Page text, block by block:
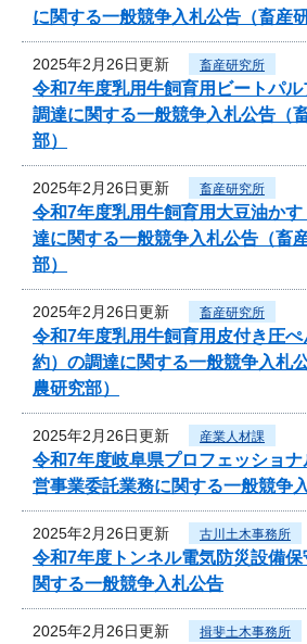
に関する一般競争入札公告（畜産
2025年2月26日更新 畜産研究所
令和7年度乳用牛飼育用ビートパ
調達に関する一般競争入札公告（
部）
2025年2月26日更新 畜産研究所
令和7年度乳用牛飼育用大豆油か
達に関する一般競争入札公告（畜
部）
2025年2月26日更新 畜産研究所
令和7年度乳用牛飼育用皮付き圧
約）の調達に関する一般競争入札
農研究部）
2025年2月26日更新 産業人材課
令和7年度岐阜県プロフェッショ
営事業委託業務に関する一般競争
2025年2月26日更新 古川土木事務所
令和7年度トンネル電気防災設備
関する一般競争入札公告
2025年2月26日更新 揖斐土木事務所